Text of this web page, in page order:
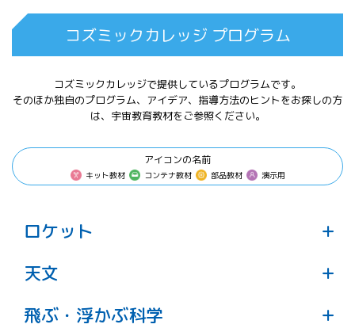
コズミックカレッジ プログラム
コズミックカレッジで提供しているプログラムです。
そのほか独自のプログラム、アイデア、指導方法のヒントをお探しの方
は、 宇宙教育教材をご参照ください。
アイコンの名前
キット教材 コンテナ教材 部品教材 演示用
ロケット
天文
太陽系の広がり
飛ぶ・浮かぶ科学